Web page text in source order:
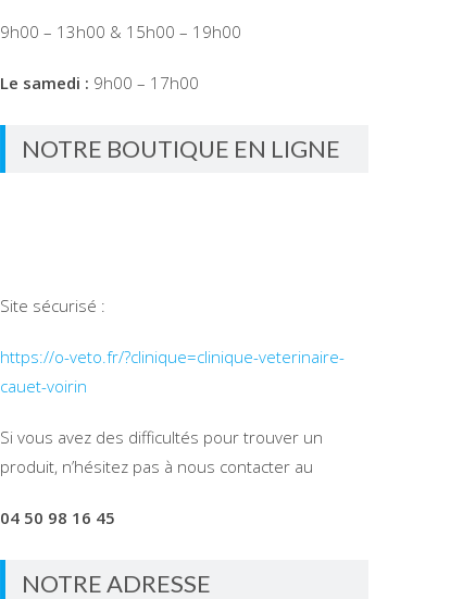
9h00 – 13h00 & 15h00 – 19h00
Le samedi : 9h00 – 17h00
NOTRE BOUTIQUE EN LIGNE
Site sécurisé :
https://o-veto.fr/?clinique=clinique-veterinaire-
cauet-voirin
Si vous avez des difficultés pour trouver un
produit, n’hésitez pas à nous contacter au
04 50 98 16 45
NOTRE ADRESSE